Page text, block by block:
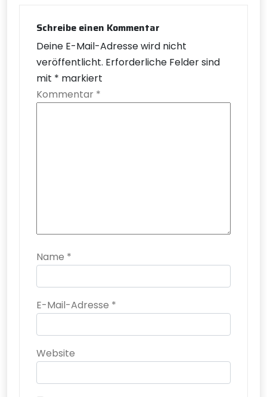
Schreibe einen Kommentar
Deine E-Mail-Adresse wird nicht
veröffentlicht. Erforderliche Felder sind
mit * markiert
Kommentar *
Name *
E-Mail-Adresse *
Website